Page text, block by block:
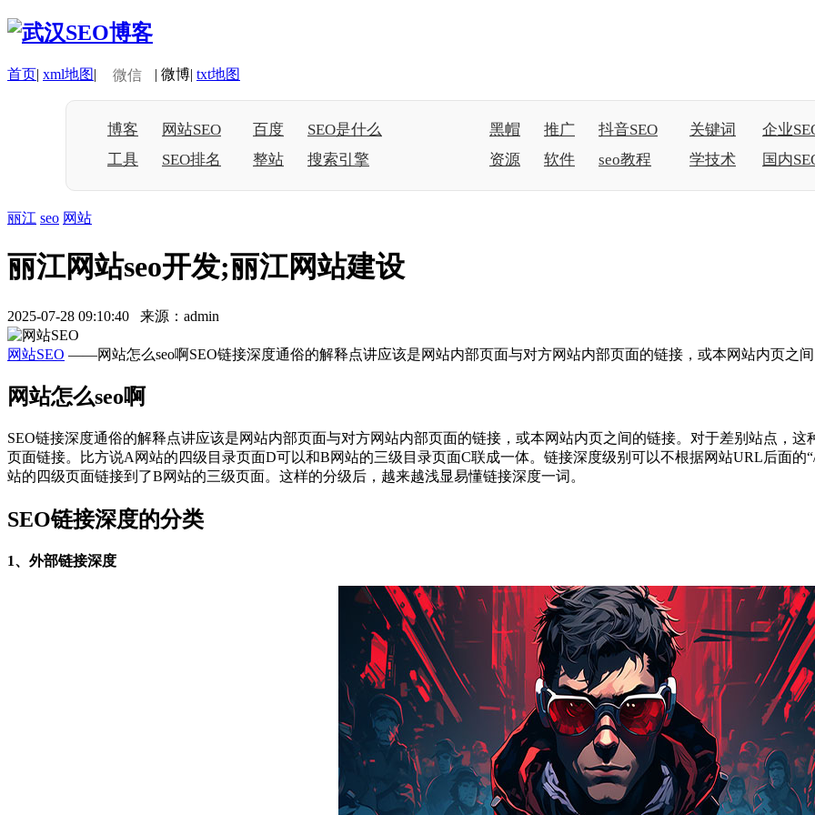
首页| xml地图| 微信 | 微博| txt地图
博客 网站SEO 百度
SEO是什么
工具
SEO排名 整站 搜索引擎
黑帽 推广 抖音SEO 关键词
企业
资源
软件 seo教程 学技术 国内
丽江 seo 网站
丽江网站seo开发;丽江网站建设
2025-07-28 09:10:40 来源：admin
网站SEO ——网站怎么seo啊SEO链接深度通俗的解释点讲应该是网站内部页面与对方网站内部页面的链接，或本网站内页之
网站怎么seo啊
SEO链接深度通俗的解释点讲应该是网站内部页面与对方网站内部页面的链接，或本网站内页之间的链接。对于差别站点，
页面链接。比方说A网站的四级目录页面D可以和B网站的三级目录页面C联成一体。链接深度级别可以不根据网站URL后面的
站的四级页面链接到了B网站的三级页面。这样的分级后，越来越浅显易懂链接深度一词。
SEO链接深度的分类
1、外部链接深度